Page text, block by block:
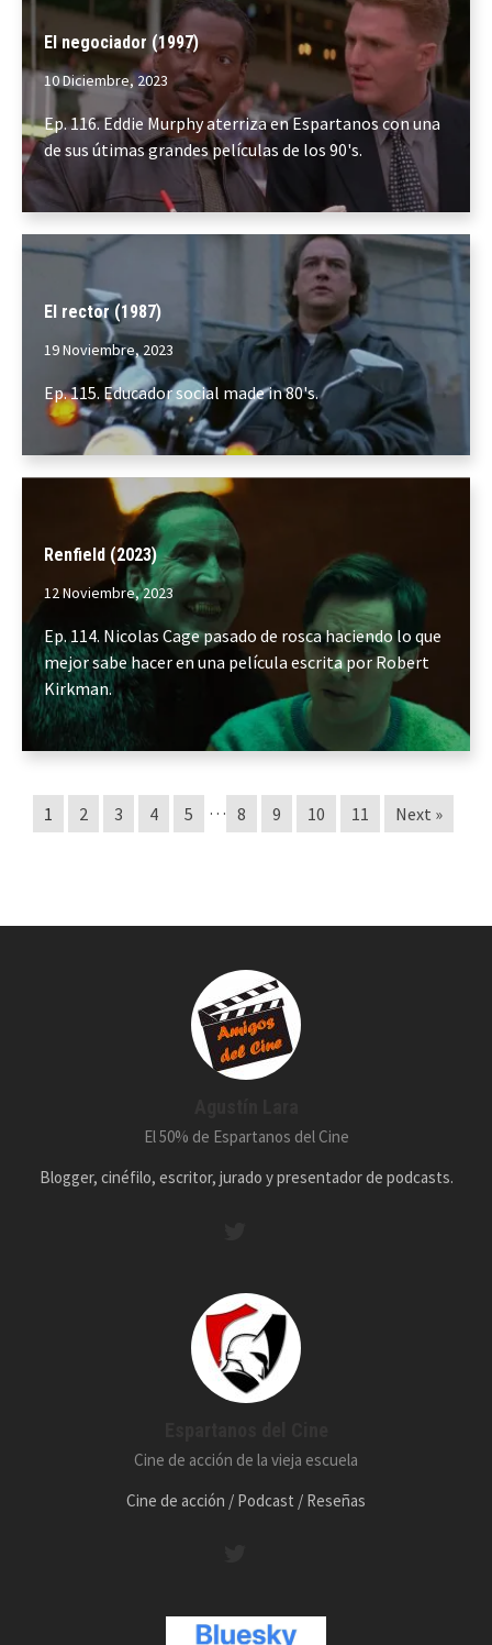
El negociador (1997)
10 Diciembre, 2023
Ep. 116. Eddie Murphy aterriza en Espartanos con una
de sus útimas grandes películas de los 90's.
El rector (1987)
19 Noviembre, 2023
Ep. 115. Educador social made in 80's.
Renfield (2023)
12 Noviembre, 2023
Ep. 114. Nicolas Cage pasado de rosca haciendo lo que
mejor sabe hacer en una película escrita por Robert
Kirkman.
1 2 3 4 5 … 8 9 10 11 Next »
El 50% de Espartanos del Cine
Blogger, cinéfilo, escritor, jurado y presentador de podcasts.
Cine de acción de la vieja escuela
Cine de acción / Podcast / Reseñas